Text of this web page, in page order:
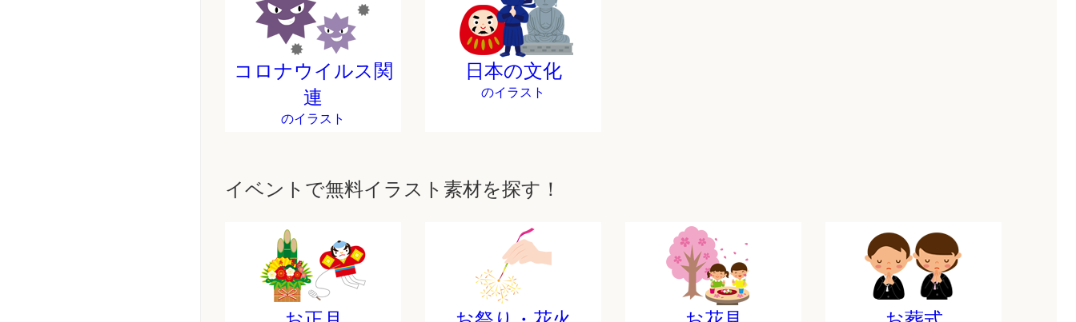
コロナウイルス関
連
のイラスト
日本の文化
のイラスト
イベントで無料イラスト素材を探す！